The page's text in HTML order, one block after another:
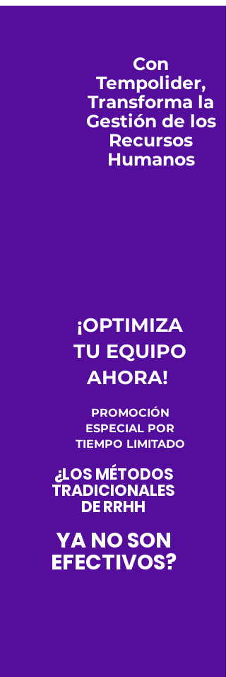
Con
Tempolider,
Transforma la
Gestión de los
Recursos
Humanos
¡OPTIMIZA
TU EQUIPO
AHORA!
PROMOCIÓN
ESPECIAL POR
TIEMPO LIMITADO
¿LOS MÉTODOS
TRADICIONALES
DE RRHH
YA NO SON
EFECTIVOS?